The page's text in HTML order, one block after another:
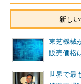
新し
東芝機械
販売価格
世界で最